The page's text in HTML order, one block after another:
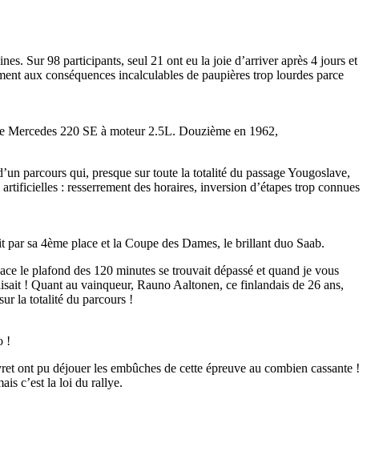
Sur 98 participants, seul 21 ont eu la joie d’arriver après 4 jours et
aux conséquences incalculables de paupières trop lourdes parce
Mercedes 220 SE à moteur 2.5L. Douzième en 1962,
parcours qui, presque sur toute la totalité du passage Yougoslave,
: resserrement des horaires, inversion d’étapes trop connues
sa 4ème place et la Coupe des Dames, le brillant duo Saab.
le plafond des 120 minutes se trouvait dépassé et quand je vous
! Quant au vainqueur, Rauno Aaltonen, ce finlandais de 26 ans,
la totalité du parcours !
!
pu déjouer les embûches de cette épreuve au combien cassante !
c’est la loi du rallye.